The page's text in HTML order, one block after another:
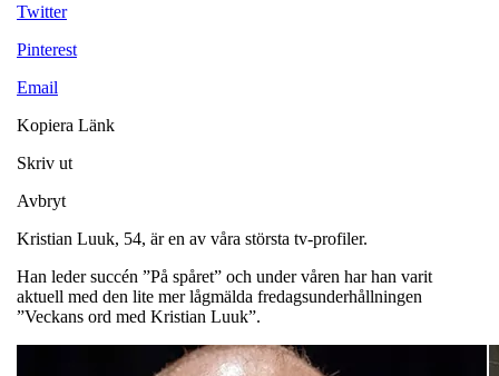
Twitter
Pinterest
Email
Kopiera Länk
Skriv ut
Avbryt
Kristian Luuk, 54, är en av våra största tv-profiler.
Han leder succén ”På spåret” och under våren har han varit
aktuell med den lite mer lågmälda fredagsunderhållningen
”Veckans ord med Kristian Luuk”.